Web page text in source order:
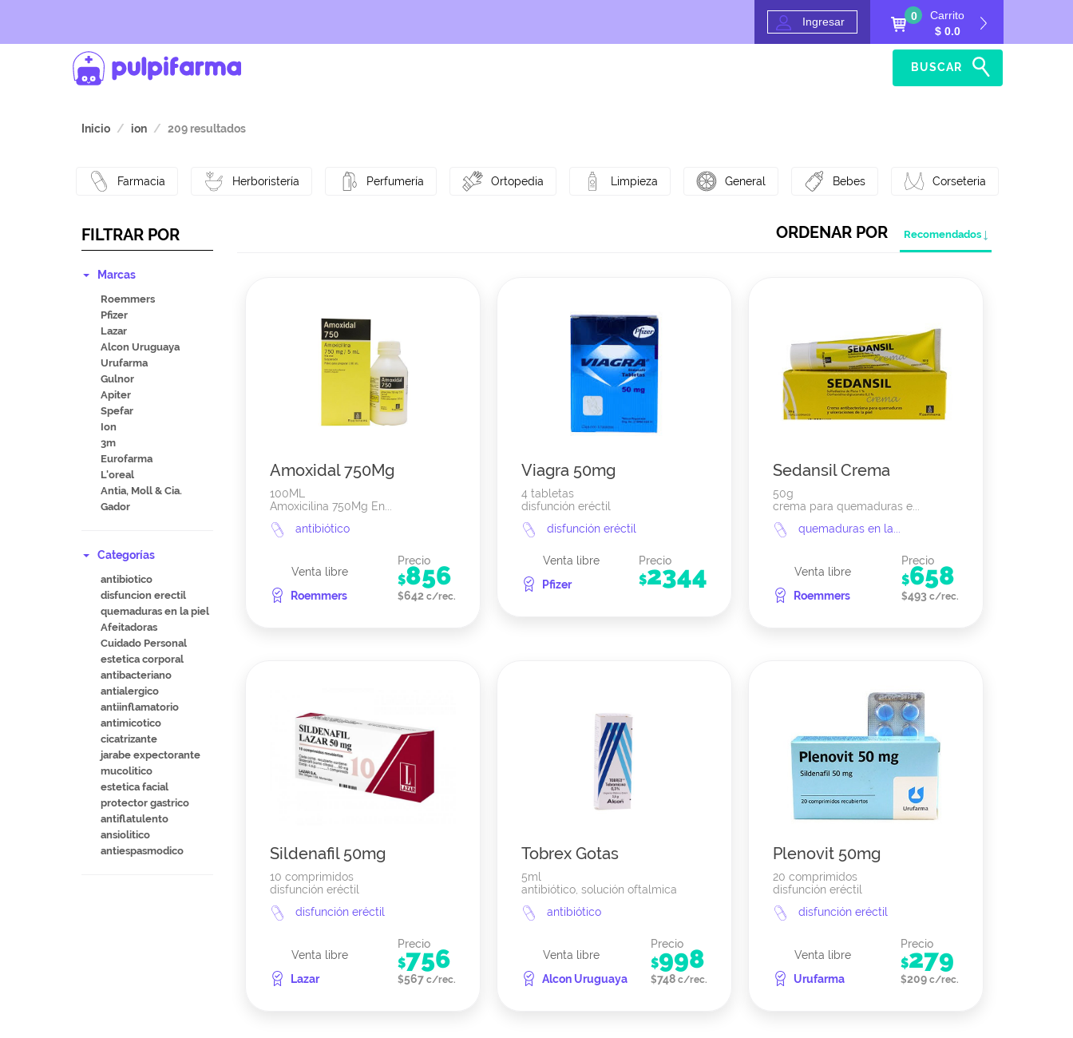
Ingresar 0
Carrito
$ 0.0
BUSCAR
Inicio ion 209 resultados
Farmacia Herboristería Perfumería Ortopedia Limpieza General Bebes Corseteria
FILTRAR POR
Marcas
Roemmers
Pfizer
Lazar
Alcon Uruguaya
Urufarma
Gulnor
Apiter
Spefar
Ion
3m
Eurofarma
L'oreal
Antia, Moll & Cia.
Gador
Categorías
antibiotico
disfuncion erectil
quemaduras en la piel
Afeitadoras
Cuidado Personal
estetica corporal
antibacteriano
antialergico
antiinflamatorio
antimicotico
cicatrizante
jarabe expectorante
mucolitico
estetica facial
protector gastrico
antiflatulento
ansiolitico
antiespasmodico
ORDENAR POR Recomendados
Amoxidal 750Mg
100ML
Amoxicilina 750Mg En...
antibiótico
Venta libre
Roemmers
Precio
$856
$642 c/rec.
Viagra 50mg
4 tabletas
disfunción eréctil
disfunción eréctil
Venta libre
Pfizer
Precio
$2344
Sedansil Crema
50g
crema para quemaduras e...
quemaduras en la...
Venta libre
Roemmers
Precio
$658
$493 c/rec.
Sildenafil 50mg
10 comprimidos
disfunción eréctil
disfunción eréctil
Venta libre
Lazar
Precio
$756
$567 c/rec.
Tobrex Gotas
5ml
antibiótico, solución oftalmica
antibiótico
Venta libre
Alcon Uruguaya
Precio
$998
$748 c/rec.
Plenovit 50mg
20 comprimidos
disfunción eréctil
disfunción eréctil
Venta libre
Urufarma
Precio
$279
$209 c/rec.